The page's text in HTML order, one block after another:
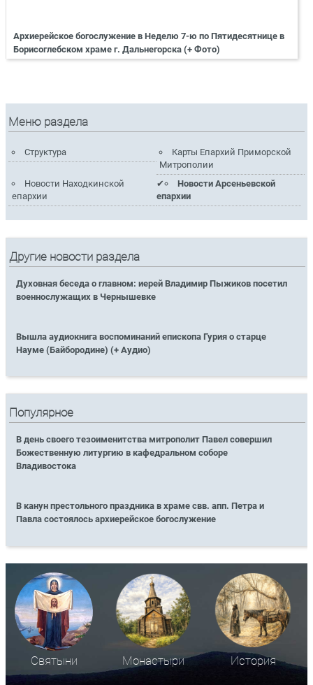
Архиерейское богослужение в Неделю 7-ю по Пятидесятнице в
Борисоглебском храме г. Дальнегорска (+ Фото)
Меню раздела
Структура
Карты Епархий Приморской
Митрополии
Новости Находкинской
епархии
Новости Арсеньевской
епархии
Другие новости раздела
Духовная беседа о главном: иерей Владимир Пыжиков посетил
военнослужащих в Чернышевке
Вышла аудиокнига воспоминаний епископа Гурия о старце
Науме (Байбородине) (+ Аудио)
Популярное
В день своего тезоименитства митрополит Павел совершил
Божественную литургию в кафедральном соборе
Владивостока
В канун престольного праздника в храме свв. апп. Петра и
Павла состоялось архиерейское богослужение
Святыни Монастыри История